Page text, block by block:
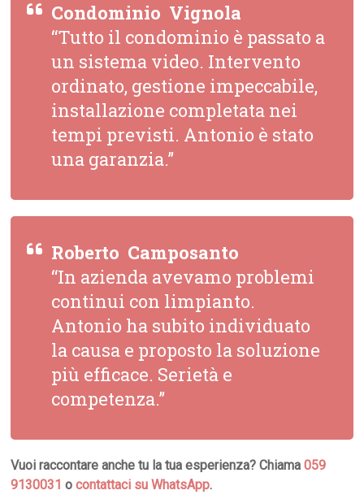
Condominio  Vignola
“Tutto il condominio è passato a
un sistema video. Intervento
ordinato, gestione impeccabile,
installazione completata nei
tempi previsti. Antonio è stato
una garanzia.”
Roberto  Camposanto
“In azienda avevamo problemi
continui con limpianto.
Antonio ha subito individuato
la causa e proposto la soluzione
più efficace. Serietà e
competenza.”
Vuoi raccontare anche tu la tua esperienza? Chiama059
9130031 ocontattaci su WhatsApp.